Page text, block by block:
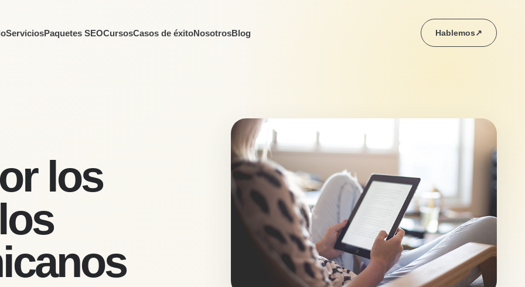
ServiciosPaquetes SEOCursosCasos de éxitoNosotrosBlog Hablemos↗
los